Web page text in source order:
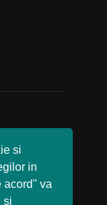
si
in
acord" va
si